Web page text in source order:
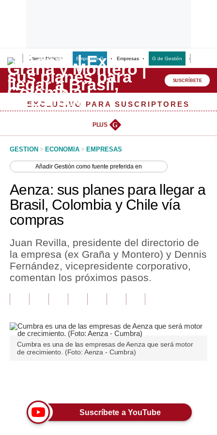
Últimas Noticias Empresas G Empresas G de Gestión
Lo último
Peru Quiosco
Management & Empleo
Perú
Política
Finanzas Personales
Inmobiliarias
Plus G
Editorial
Pregunta de hoy
Lujo
SUSCRÍBETE
EXCLUSIVO PARA SUSCRIPTORES
PLUS G
GESTION > ECONOMIA > EMPRESAS
AñadirGestión como fuente preferida en
Aenza: sus planes para llegar a
Brasil, Colombia y Chile vía
compras
Juan Revilla, presidente del directorio de
la empresa (ex Graña y Montero) y Dennis
Fernández, vicepresidente corporativo,
comentan los próximos pasos.
Cumbra es una de las empresas de Aenza que será motor
de crecimiento. (Foto: Aenza - Cumbra)
Suscríbete a YouTube